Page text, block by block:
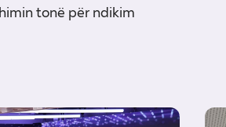
tonë për ndikim